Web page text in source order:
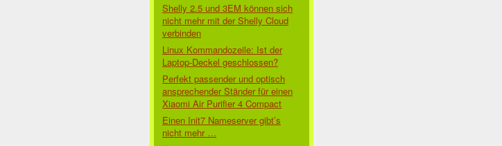
Shelly 2.5 und 3EM können sich
nicht mehr mit der Shelly Cloud
verbinden
Linux Kommandozeile: Ist der
Laptop-Deckel geschlossen?
Perfekt passender und optisch
ansprechender Ständer für einen
Xiaomi Air Purifier 4 Compact
Einen Init7 Nameserver gibt’s
nicht mehr …